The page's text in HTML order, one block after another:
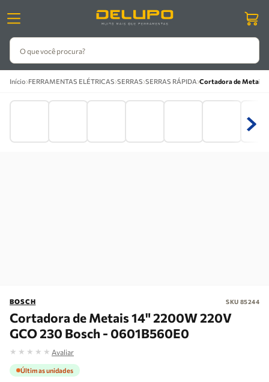
O que você procura?
Início›FERRAMENTAS ELÉTRICAS›SERRAS›SERRAS RÁPIDA›Cortadora de Metais
BOSCH SKU 85244
Cortadora de Metais 14" 2200W 220V
GCO 230 Bosch - 0601B560E0
★ ★ ★ ★ ★ Avaliar
Últimas unidades